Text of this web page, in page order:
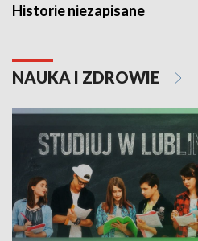
Historie niezapisane
NAUKA I ZDROWIE